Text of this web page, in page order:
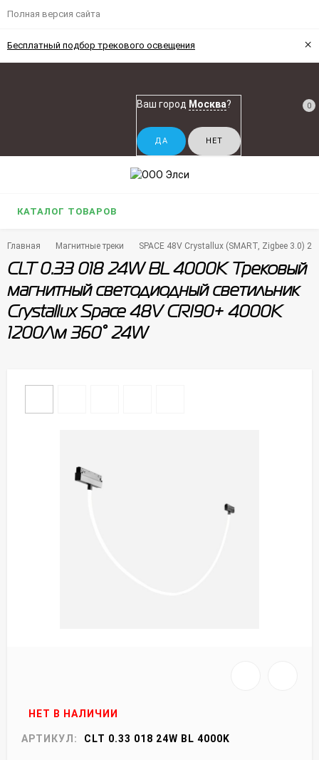
Полная версия сайта
Бесплатный подбор трекового освещения ×
Ваш город Москва? 0
КАТАЛОГ ТОВАРОВ
Главная Магнитные треки SPACE 48V Crystallux (SMART, Zigbee 3.0)
CLT 0.33 018 24W BL 4000K Трековый
магнитный светодиодный светильник
Crystallux Space 48V CRI90+ 4000К
1200Лм 360° 24W
НЕТ В НАЛИЧИИ
АРТИКУЛ: CLT 0.33 018 24W BL 4000K